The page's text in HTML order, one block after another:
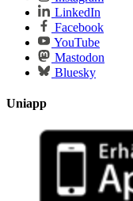
LinkedIn
Facebook
YouTube
Mastodon
Bluesky
Uniapp